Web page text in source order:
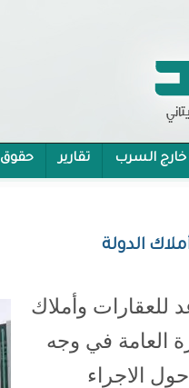
خارج السرب تقارير حقوق
الشمولية
الدولة
للعقارات وأملاك
العامة في وجه
الاجراء